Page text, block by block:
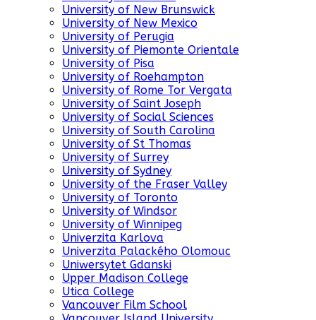
University of New Brunswick
University of New Mexico
University of Perugia
University of Piemonte Orientale
University of Pisa
University of Roehampton
University of Rome Tor Vergata
University of Saint Joseph
University of Social Sciences
University of South Carolina
University of St Thomas
University of Surrey
University of Sydney
University of the Fraser Valley
University of Toronto
University of Windsor
University of Winnipeg
Univerzita Karlova
Univerzita Palackého Olomouc
Uniwersytet Gdanski
Upper Madison College
Utica College
Vancouver Film School